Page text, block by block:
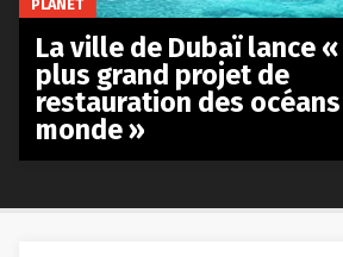
La ville de Dubaï lance
plus grand projet de
restauration des
monde »